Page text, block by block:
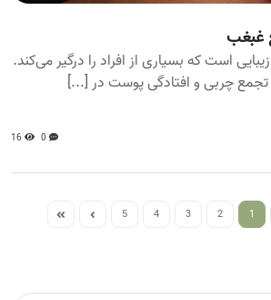
غبغب
است که بسیاری از افراد را درگیر می‌کند.
چربی و افتادگی پوست در [...]
0
16
1
2
3
4
5